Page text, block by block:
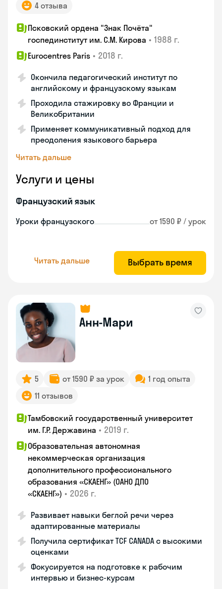
4 отзыва
Псковский ордена "Знак Почёта"
госпединститут им. С.М. Кирова • 1988 г.
Eurocentres Paris • 2018 г.
Окончила педагогический институт по
английскому и французскому языкам
Проходила стажировку во Франции и
Великобритании
Применяет коммуникативный подход для
преодоления языкового барьера
Читать дальше
Услуги и цены
Французский язык
Уроки французского от 1590 ₽ / урок
Читать дальше Выбрать время
Анн-Мари
5 от 1590 ₽ за урок
1 год опыта
11 отзывов
Тамбовский государственный университет
им. Г.Р. Державина • 2019 г.
Образовательная автономная
некоммерческая организация
дополнительного профессионального
образования «СКАЕНГ» (ОАНО ДПО
«СКАЕНГ») • 2026 г.
Развивает навыки беглой речи через
адаптированные материалы
Получила сертификат TCF CANADA с высокими
оценками
Фокусируется на подготовке к рабочим
интервью и бизнес-курсам